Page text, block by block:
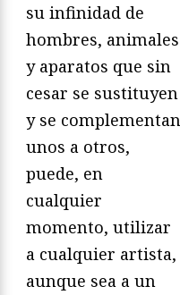
su infinidad de
hombres, animales
y aparatos que sin
cesar se sustituyen
y se complementan
unos a otros,
puede, en
cualquier
momento, utilizar
a cualquier artista,
aunque sea a un